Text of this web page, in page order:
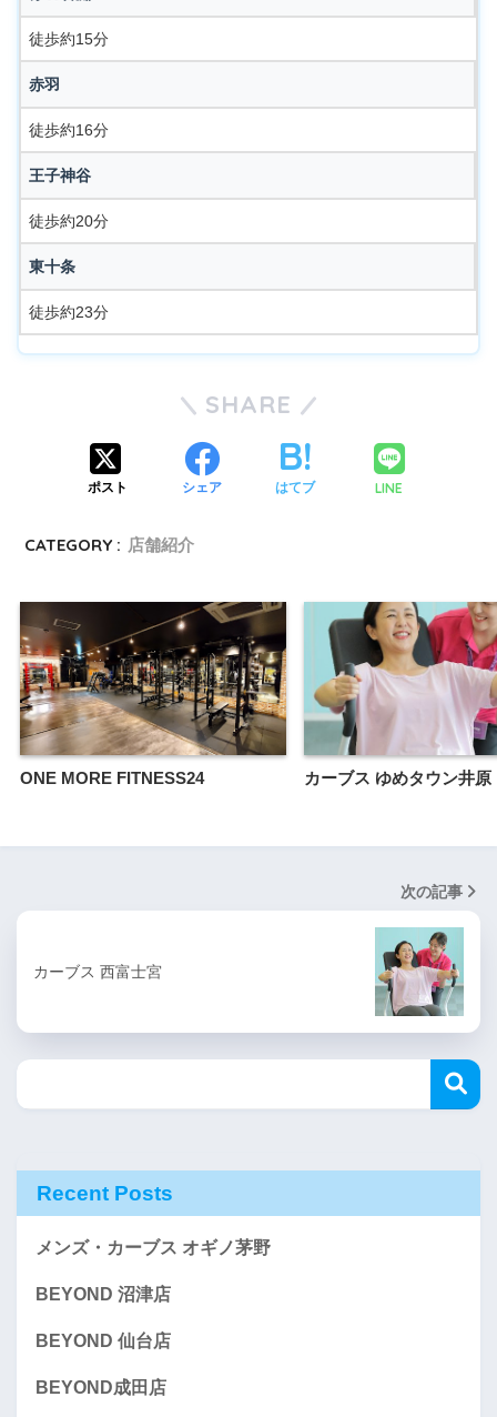
徒歩約15分
赤羽
徒歩約16分
王子神谷
徒歩約20分
東十条
徒歩約23分
SHARE
ポスト シェア はてブ LINE
CATEGORY : 店舗紹介
ONE MORE FITNESS24 カーブス ゆめタウン井原
次の記事
カーブス 西富士宮
Recent Posts
メンズ・カーブス オギノ茅野
BEYOND 沼津店
BEYOND 仙台店
BEYOND成田店